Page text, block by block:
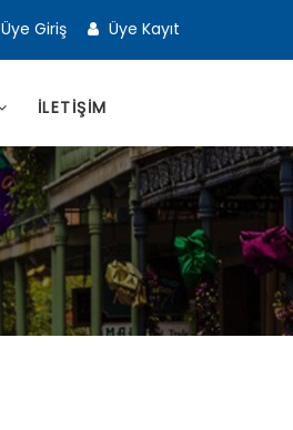
Üye Giriş Üye Kayıt
İLETİŞİM